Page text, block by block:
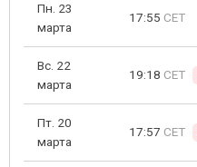
Пн. 23
марта
17:55 CET
Вс. 22
марта
19:18 CET
Пт. 20
марта
17:57 CET